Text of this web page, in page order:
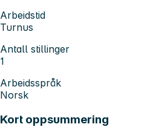
Arbeidstid
Turnus
Antall stillinger
1
Arbeidsspråk
Norsk
Kort oppsummering